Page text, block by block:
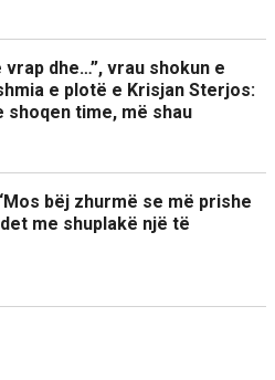
vrap dhe…”, vrau shokun e
e plotë e Krisjan Sterjos:
shoqen time, më shau
bëj zhurmë se më prishe
me shuplakë një të